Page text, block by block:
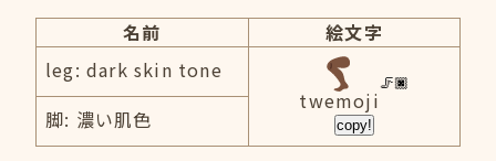
名前
絵文字
leg: dark skin tone
twemoji
copy!
脚: 濃い肌色